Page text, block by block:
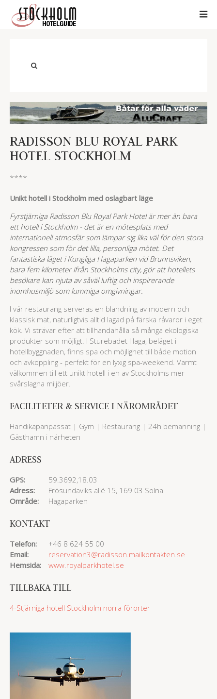
RADISSON BLU ROYAL PARK
HOTEL STOCKHOLM
****
Unikt hotell i Stockholm med oslagbart läge
Fyrstjärniga Radisson Blu Royal Park Hotel är mer än bara
ett hotell i Stockholm - det är en mötesplats med
internationell atmosfär som lämpar sig lika väl för den stora
kongressen som för det lilla, personliga mötet. Det
fantastiska läget i Kungliga Hagaparken vid Brunnsviken,
bara fem kilometer ifrån Stockholms city, gör att hotellets
besökare kan njuta av såväl luftig och inspirerande
inomhusmiljö som lummiga omgivningar.
I vår restaurang serveras en blandning av modern och
klassisk mat, naturligtvis alltid lagad på färska råvaror i eget
kök. Vi strävar efter att tillhandahålla så många ekologiska
produkter som möjligt. I Sturebadet Haga, beläget i
hotellbyggnaden, finns spa och möjlighet till både motion
och avkoppling - perfekt för en lyxig spa-weekend. Varmt
välkommen till ett unikt hotell i en av Stockholms mer
svårslagna miljöer.
FACILITETER & SERVICE I NÄROMRÅDET
Handikapanpassat | Gym | Restaurang | 24h bemanning |
Gästhamn i närheten
ADRESS
GPS:
59.3692,18.03
Adress:
Frösundaviks allé 15, 169 03 Solna
Område:
Hagaparken
KONTAKT
Telefon:
+46 8 624 55 00
Email:
reservation3@radisson.mailkontakten.se
Hemsida:
www.royalparkhotel.se
TILLBAKA TILL
4-Stjärniga hotell Stockholm norra förorter